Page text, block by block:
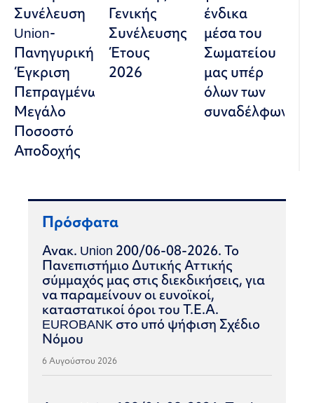
Συνέλευση
Union-
Πανηγυρική
Έγκριση
Πεπραγμένων-
Μεγάλο
Ποσοστό
Αποδοχής
Γενικής
Συνέλευσης
Έτους
2026
ένδικα
μέσα του
Σωματείου
μας υπέρ
όλων των
συναδέλφων
Πρόσφατα
Ανακ. Union 200/06-08-2026. Το
Πανεπιστήμιο Δυτικής Αττικής
σύμμαχός μας στις διεκδικήσεις, για
να παραμείνουν οι ευνοϊκοί,
καταστατικοί όροι του Τ.Ε.Α.
EUROBANK στο υπό ψήφιση Σχέδιο
Νόμου
6 Αυγούστου 2026